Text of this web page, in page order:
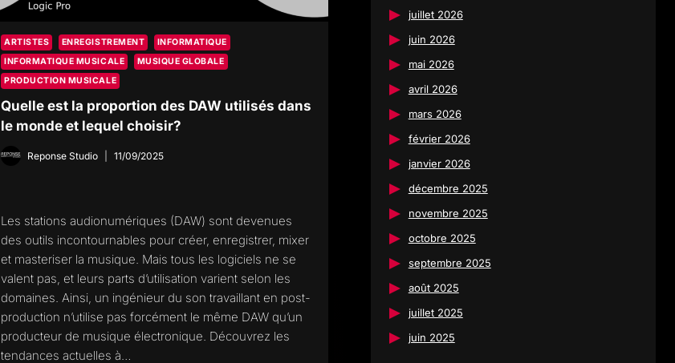
ARTISTES ENREGISTREMENT
INFORMATIQUE
INFORMATIQUE MUSICALE
MUSIQUE GLOBALE
PRODUCTION MUSICALE
Quelle est la proportion des DAW utilisés dans
le monde et lequel choisir?
Reponse Studio 11/09/2025
Les stations audionumériques (DAW) sont devenues
des outils incontournables pour créer, enregistrer, mixer
et masteriser la musique. Mais tous les logiciels ne se
valent pas, et leurs parts d’utilisation varient selon les
domaines. Ainsi, un ingénieur du son travaillant en post-
production n’utilise pas forcément le même DAW qu’un
producteur de musique électronique. Découvrez les
tendances actuelles à…
juillet 2026
juin 2026
mai 2026
avril 2026
mars 2026
février 2026
janvier 2026
décembre 2025
novembre 2025
octobre 2025
septembre 2025
août 2025
juillet 2025
juin 2025